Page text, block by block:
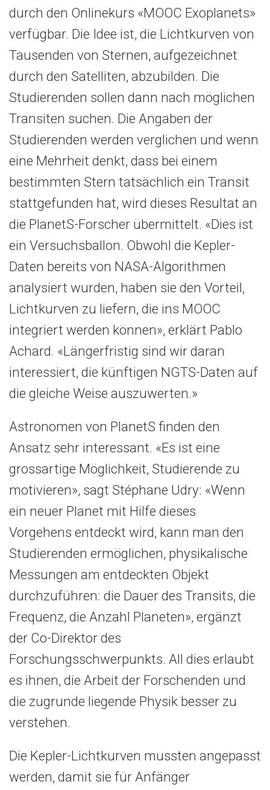
durch den Onlinekurs «MOOC Exoplanets»
verfügbar. Die Idee ist, die Lichtkurven von
Tausenden von Sternen, aufgezeichnet
durch den Satelliten, abzubilden. Die
Studierenden sollen dann nach möglichen
Transiten suchen. Die Angaben der
Studierenden werden verglichen und wenn
eine Mehrheit denkt, dass bei einem
bestimmten Stern tatsächlich ein Transit
stattgefunden hat, wird dieses Resultat an
die PlanetS-Forscher übermittelt. «Dies ist
ein Versuchsballon. Obwohl die Kepler-
Daten bereits von NASA-Algorithmen
analysiert wurden, haben sie den Vorteil,
Lichtkurven zu liefern, die ins MOOC
integriert werden können», erklärt Pablo
Achard. «Längerfristig sind wir daran
interessiert, die künftigen NGTS-Daten auf
die gleiche Weise auszuwerten.»
Astronomen von PlanetS finden den
Ansatz sehr interessant. «Es ist eine
grossartige Möglichkeit, Studierende zu
motivieren», sagt Stéphane Udry: «Wenn
ein neuer Planet mit Hilfe dieses
Vorgehens entdeckt wird, kann man den
Studierenden ermöglichen, physikalische
Messungen am entdeckten Objekt
durchzuführen: die Dauer des Transits, die
Frequenz, die Anzahl Planeten», ergänzt
der Co-Direktor des
Forschungsschwerpunkts. All dies erlaubt
es ihnen, die Arbeit der Forschenden und
die zugrunde liegende Physik besser zu
verstehen.
Die Kepler-Lichtkurven mussten angepasst
werden, damit sie für Anfänger